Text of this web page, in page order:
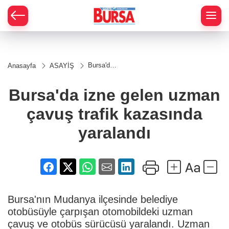
Anasayfa ASAYİŞ
Bursa'da
trafik
yaralandı
Bursa'da izne gelen uzman
çavuş trafik kazasında
yaralandı
Bursa'nın Mudanya ilçesinde belediye
otobüsüyle çarpışan otomobildeki uzman
çavuş ve otobüs sürücüsü yaralandı. Uzman